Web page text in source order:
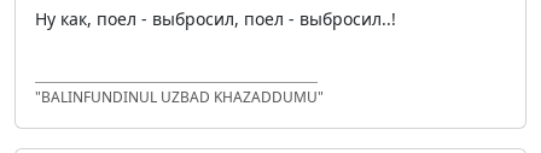
Ну как, поел - выбросил, поел - выбросил..!
"BALINFUNDINUL UZBAD KHAZADDUMU"